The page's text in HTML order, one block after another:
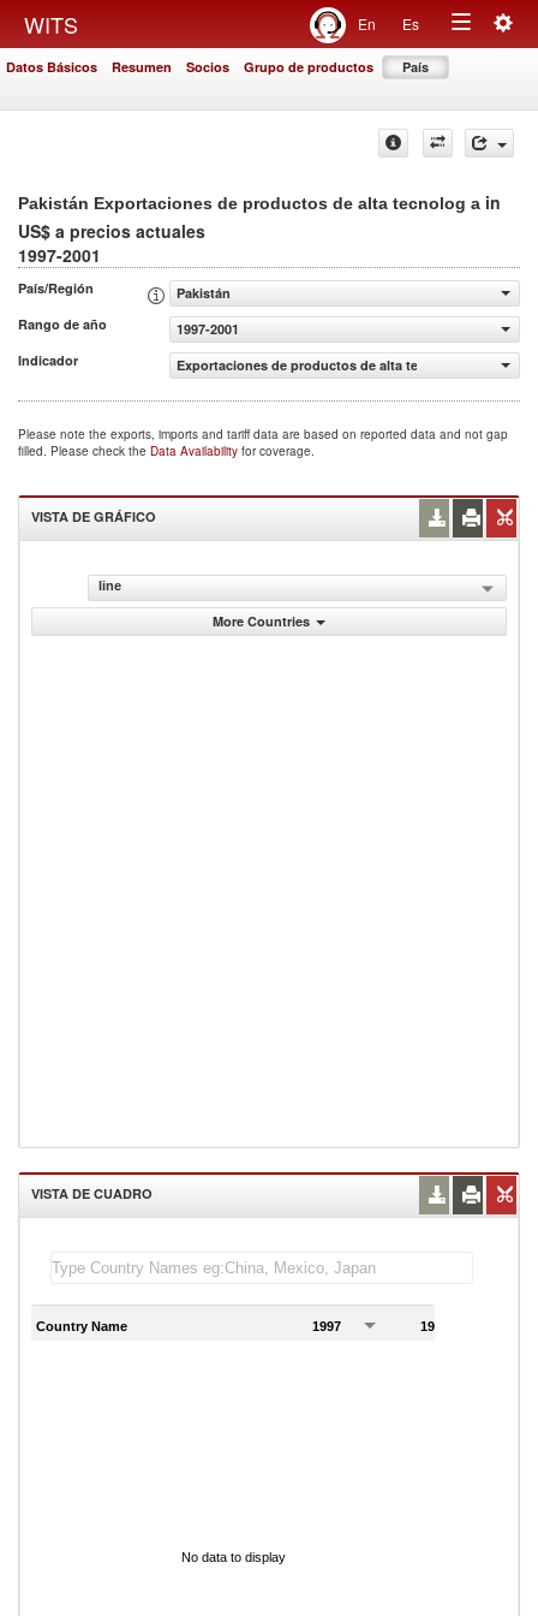
WITS En Es
Toggle
Datos Básicos Resumen Socios Grupo de productos País
Pakistán Exportaciones de productos de alta tecnolog a in
US$ a precios actuales
1997-2001
País/Región
Pakistán
Rango de año
1997-2001
Indicador
Exportaciones de productos de alta tecnolog a (US$ a
Please note the exports, imports and tariff data are based on reported data and not gap
filled. Please check the Data Availability for coverage.
VISTA DE GRÁFICO
line
More Countries
VISTA DE CUADRO
Country Name 1997 1998
No data to display